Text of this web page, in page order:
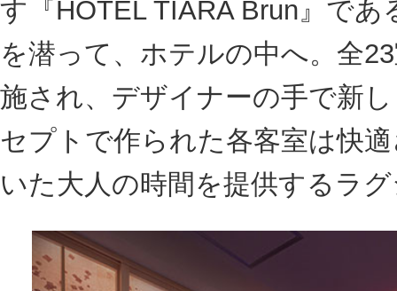
オススメは、専用のサウナルームがつい
ひとりサウナはもちろん、カップルやサウ
り楽しく過ごすのもいいだろう。その他、
マジックボールを楽しめるお部屋もあるの
べるのも嬉しい。
設備やアメニティも充実している。特室
Bluetoothスピーカー、ミラーリングなど完
ー、コンディショナー、ヘアアイロンなど